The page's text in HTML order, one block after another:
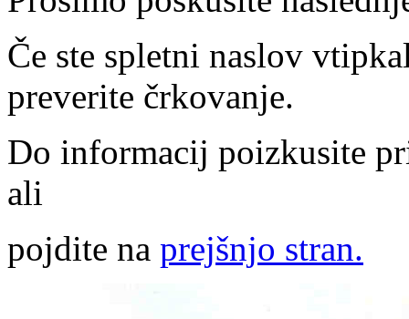
Če ste spletni naslov
preverite črkovanje.
Do informacij poizkusite
ali
pojdite na prejšnjo stran.